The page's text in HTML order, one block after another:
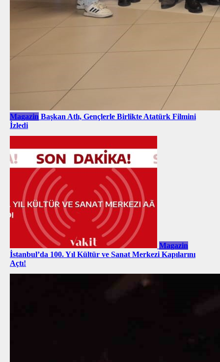
Magazin Başkan Atlı, Gençlerle Birlikte Atatürk Filmini
İzledi
Magazin
İstanbul’da 100. Yıl Kültür ve Sanat Merkezi Kapılarını
Açtı!